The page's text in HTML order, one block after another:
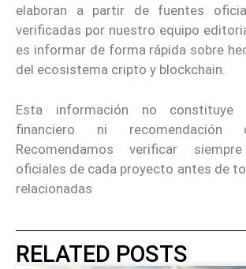
elaboran a partir de fuentes
verificadas por nuestro equipo
es informar de forma rápida sobre
del ecosistema cripto y blockchain.
Esta información no constituye
financiero ni recomendación
Recomendamos verificar
oficiales de cada proyecto antes de
relacionadas
RELATED POSTS